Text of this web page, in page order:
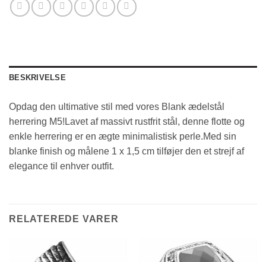
BESKRIVELSE
Opdag den ultimative stil med vores Blank ædelstål
herrering M5!Lavet af massivt rustfrit stål, denne flotte og
enkle herrering er en ægte minimalistisk perle.Med sin
blanke finish og målene 1 x 1,5 cm tilføjer den et strejf af
elegance til enhver outfit.
RELATEREDE VARER